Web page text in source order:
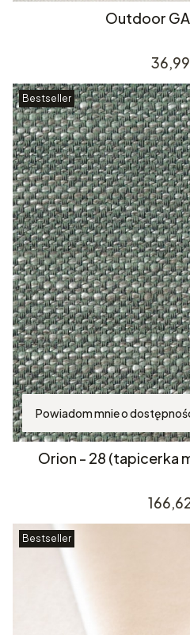
Outdoor
Cena
36,99
Bestseller
Powiadom mnie o
Orion - 28 (tapicerka
Cena
Bestseller